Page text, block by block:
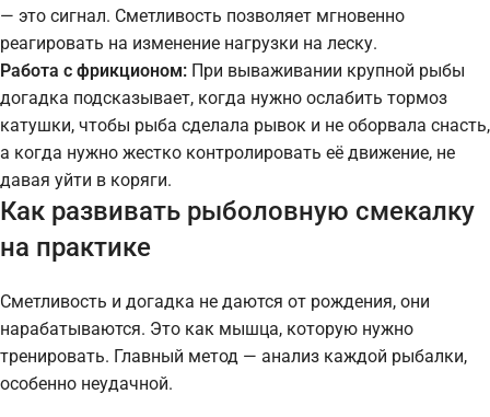
— это сигнал. Сметливость позволяет мгновенно
реагировать на изменение нагрузки на леску.
Работа с фрикционом: При вываживании крупной рыбы
догадка подсказывает, когда нужно ослабить тормоз
катушки, чтобы рыба сделала рывок и не оборвала снасть,
а когда нужно жестко контролировать её движение, не
давая уйти в коряги.
Как развивать рыболовную смекалку
на практике
Сметливость и догадка не даются от рождения, они
нарабатываются. Это как мышца, которую нужно
тренировать. Главный метод — анализ каждой рыбалки,
особенно неудачной.